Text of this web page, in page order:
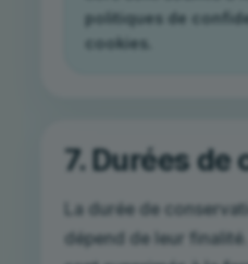
politiques de
cookies.
7. Durées
La durée de
dépend de leur